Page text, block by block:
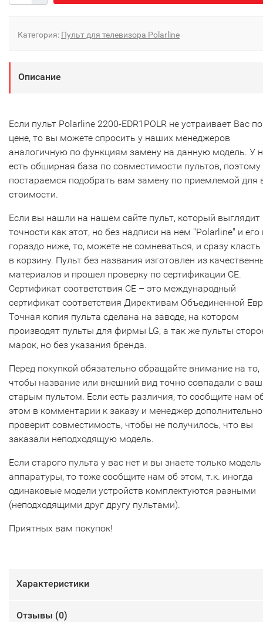
Категория: Пульт для телевизора Polarline
Описание
Если пульт Polarline 2200-EDR1POLR не устраивает Вас по
цене, то вы можете спросить у наших менеджеров
аналогичную по функциям замену на данную модель. У
есть обширная база по совместимости пультов,
постараемся подобрать вам замену по приемлемой для
стоимости.
Если вы нашли на нашем сайте пульт, который выглядит
точности как этот, но без надписи на нем "Polarline" и его
гораздо ниже, то, можете не сомневаться, и сразу класть
в корзину. Пульт без названия изготовлен из
материалов и прошел проверку по сертификации CE.
Сертификат соответствия СЕ – это международный
сертификат соответствия Директивам Объединенной
Точная копия пульта сделана на заводе, на котором
производят пульты для фирмы LG, а так же пульты
марок, но без указания бренда.
Перед покупкой обязательно обращайте внимание на то,
чтобы название или внешний вид точно совпадали с
старым пультом. Если есть различия, то сообщите нам
этом в комментарии к заказу и менеджер дополнительно
проверит совместимость, чтобы не получилось, что вы
заказали неподходящую модель.
Если старого пульта у вас нет и вы знаете только модель
аппаратуры, то тоже сообщите нам об этом, т.к. иногда
одинаковые модели устройств комплектуются разными
(неподходящими друг другу пультами).
Приятных вам покупок!
Характеристики
Отзывы (0)